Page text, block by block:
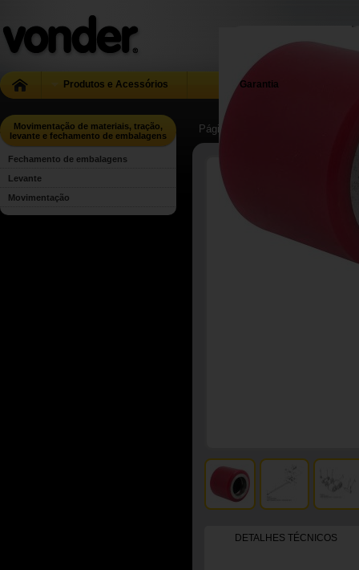
Produtos e Acessórios Garantia
Movimentação de materiais, tração,
levante e fechamento de embalagens
Fechamento de embalagens
Levante
Movimentação
Página Inicial
DETALHES TÉCNICOS